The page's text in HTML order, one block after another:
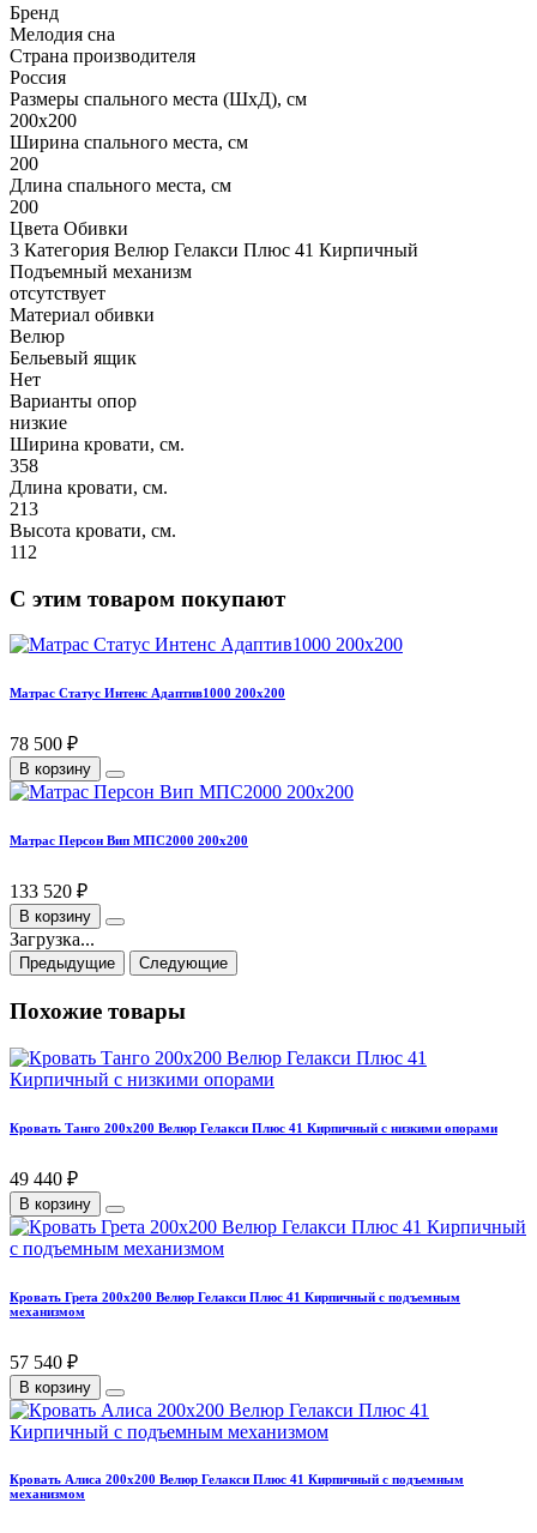
Бренд
Мелодия сна
Страна производителя
Россия
Размеры спального места (ШхД), см
200х200
Ширина спального места, см
200
Длина спального места, см
200
Цвета Обивки
3 Категория Велюр Гелакси Плюс 41 Кирпичный
Подъемный механизм
отсутствует
Материал обивки
Велюр
Бельевый ящик
Нет
Варианты опор
низкие
Ширина кровати, см.
358
Длина кровати, см.
213
Высота кровати, см.
112
С этим товаром покупают
Матрас Статус Интенс Адаптив1000 200х200
78 500 ₽
В корзину
Матрас Персон Вип МПС2000 200х200
133 520 ₽
В корзину
Загрузка...
Предыдущие Следующие
Похожие товары
Кровать Танго 200х200 Велюр Гелакси Плюс 41 Кирпичный с низкими опорами
49 440 ₽
В корзину
Кровать Грета 200х200 Велюр Гелакси Плюс 41 Кирпичный с подъемным
механизмом
57 540 ₽
В корзину
Кровать Алиса 200х200 Велюр Гелакси Плюс 41 Кирпичный с подъемным
механизмом